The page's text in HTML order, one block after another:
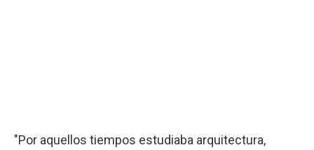
"Por aquellos tiempos estudiaba arquitectura,